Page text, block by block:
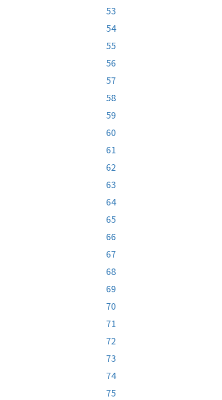
53
54
55
56
57
58
59
60
61
62
63
64
65
66
67
68
69
70
71
72
73
74
75